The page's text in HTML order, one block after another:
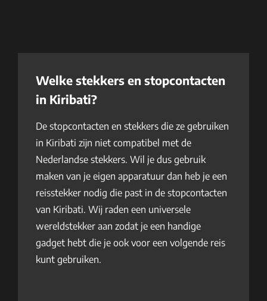
Welke stekkers en stopcontacten
in Kiribati?
De stopcontacten en stekkers die ze gebruiken
in Kiribati zijn niet compatibel met de
Nederlandse stekkers. Wil je dus gebruik
maken van je eigen apparatuur dan heb je een
reisstekker nodig die past in de stopcontacten
van Kiribati. Wij raden een universele
wereldstekker aan zodat je een handige
gadget hebt die je ook voor een volgende reis
kunt gebruiken.